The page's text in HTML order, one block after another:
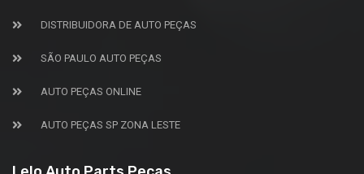
DISTRIBUIDORA DE AUTO PEÇAS
SÃO PAULO AUTO PEÇAS
AUTO PEÇAS ONLINE
AUTO PEÇAS SP ZONA LESTE